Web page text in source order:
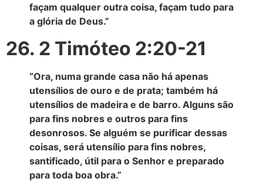
façam qualquer outra coisa, façam tudo para
a glória de Deus.”
26. 2 Timóteo 2:20-21
“Ora, numa grande casa não há apenas
utensílios de ouro e de prata; também há
utensílios de madeira e de barro. Alguns são
para fins nobres e outros para fins
desonrosos. Se alguém se purificar dessas
coisas, será utensílio para fins nobres,
santificado, útil para o Senhor e preparado
para toda boa obra.”